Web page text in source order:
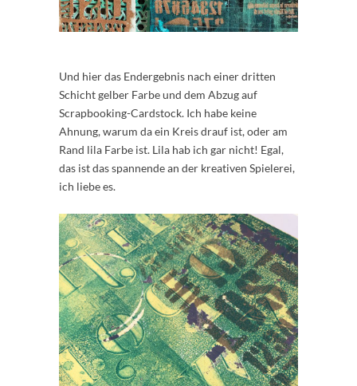
Und hier das Endergebnis nach einer dritten
Schicht gelber Farbe und dem Abzug auf
Scrapbooking-Cardstock. Ich habe keine
Ahnung, warum da ein Kreis drauf ist, oder am
Rand lila Farbe ist. Lila hab ich gar nicht! Egal,
das ist das spannende an der kreativen Spielerei,
ich liebe es.